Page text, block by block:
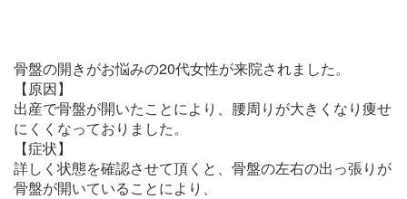
骨盤の開きがお悩みの20代女性が来院されました。
【原因】
出産で骨盤が開いたことにより、腰周りが大きくなり痩せ
にくくなっておりました。
【症状】
詳しく状態を確認させて頂くと、骨盤の左右の出っ張りが
骨盤が開いていることにより、